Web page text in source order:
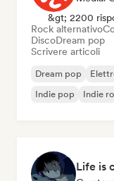
&gt; 2200
Rock alternativo
DiscoDream pop
Scrivere articoli
Dream pop
Indie pop
Indie
Life is